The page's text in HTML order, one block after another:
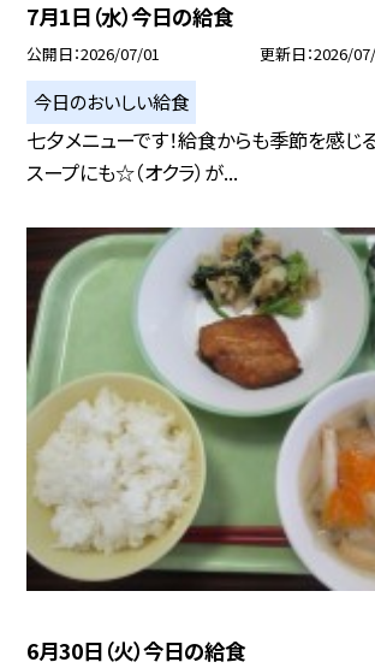
7月1日（水）今日の給食
公開日 2026/07/01 更新日 2026/
今日のおいしい給食
七夕メニューです！給食からも季節を感じ
スープにも☆（オクラ）が...
6月30日（火）今日の給食